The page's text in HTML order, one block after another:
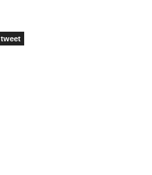
tweet